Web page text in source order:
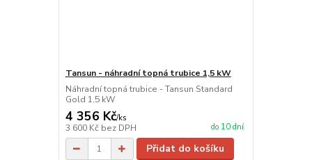
Tansun - náhradní topná trubice 1,5 kW
Náhradní topná trubice - Tansun Standard
Gold 1,5 kW
4 356 Kč/ks
3 600 Kč bez DPH do 10 dní
Přidat do košíku